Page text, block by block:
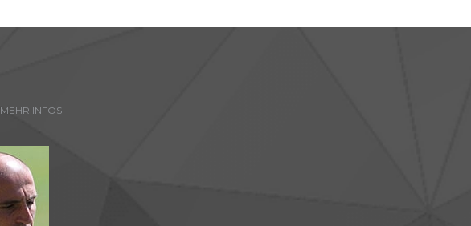
MEHR INFOS